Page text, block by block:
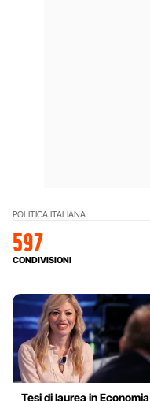
POLITICA ITALIANA
597
CONDIVISIONI
Tesi di laurea in Economia